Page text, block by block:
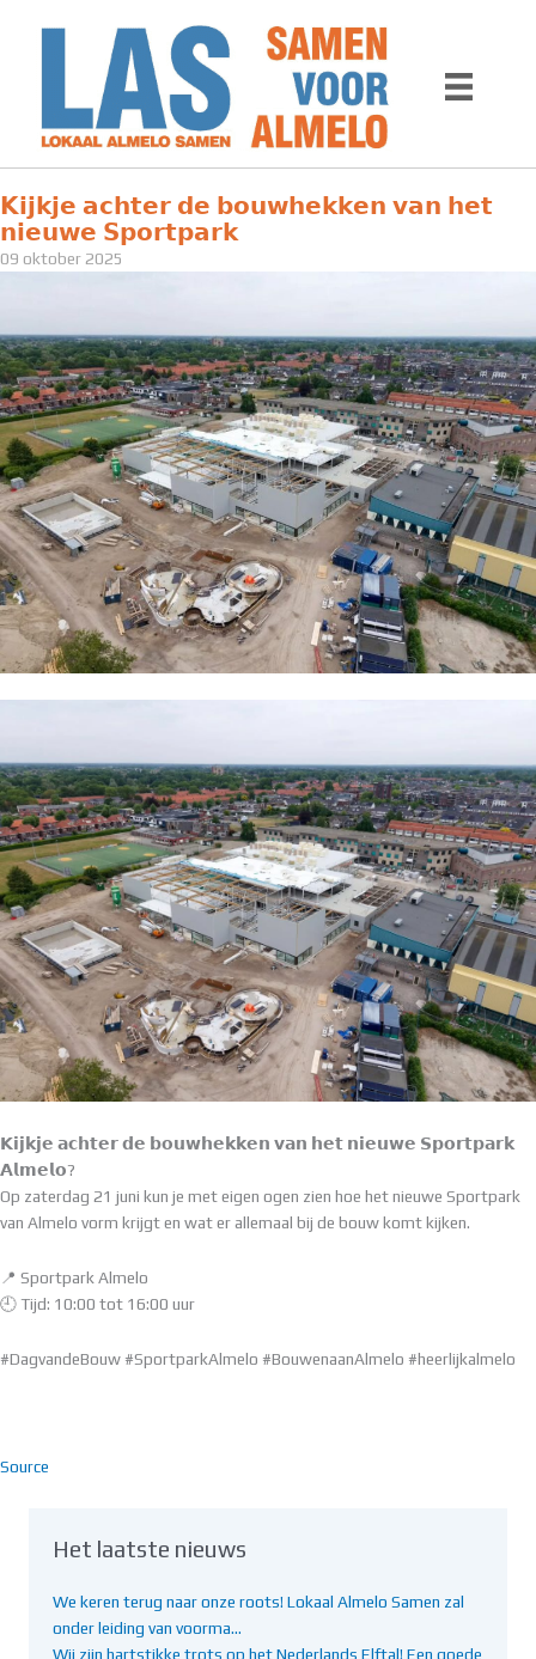
𝗞𝗶𝗷𝗸𝗷𝗲 𝗮𝗰𝗵𝘁𝗲𝗿 𝗱𝗲 𝗯𝗼𝘂𝘄𝗵𝗲𝗸𝗸𝗲𝗻 𝘃𝗮𝗻 𝗵𝗲𝘁
𝗻𝗶𝗲𝘂𝘄𝗲 𝗦𝗽𝗼𝗿𝘁𝗽𝗮𝗿𝗸
09 oktober 2025
𝗞𝗶𝗷𝗸𝗷𝗲 𝗮𝗰𝗵𝘁𝗲𝗿 𝗱𝗲 𝗯𝗼𝘂𝘄𝗵𝗲𝗸𝗸𝗲𝗻 𝘃𝗮𝗻 𝗵𝗲𝘁 𝗻𝗶𝗲𝘂𝘄𝗲 𝗦𝗽𝗼𝗿𝘁𝗽𝗮𝗿𝗸
𝗔𝗹𝗺𝗲𝗹𝗼?
Op zaterdag 21 juni kun je met eigen ogen zien hoe het nieuwe Sportpark
van Almelo vorm krijgt en wat er allemaal bij de bouw komt kijken.
📍 Sportpark Almelo
🕘 Tijd: 10:00 tot 16:00 uur
#DagvandeBouw #SportparkAlmelo #BouwenaanAlmelo #heerlijkalmelo
Source
Het laatste nieuws
We keren terug naar onze roots! Lokaal Almelo Samen zal
onder leiding van voorma…
Wij zijn hartstikke trots op het Nederlands Elftal! Een goede